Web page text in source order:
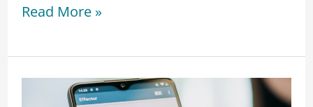
Read More »
Effector